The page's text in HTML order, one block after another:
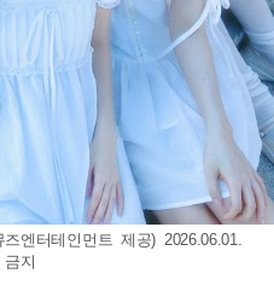
엔터테인먼트 제공) 2026.06.01.
지